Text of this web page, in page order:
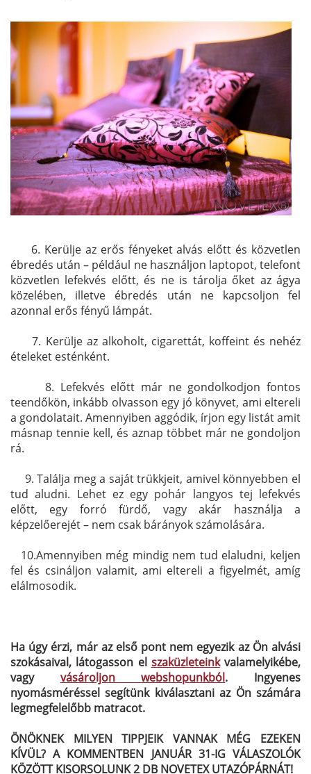
6. Kerülje az erős fényeket alvás előtt és közvetlen
ébredés után – például ne használjon laptopot, telefont
közvetlen lefekvés előtt, és ne is tárolja őket az ágya
közelében, illetve ébredés után ne kapcsoljon fel
azonnal erős fényű lámpát.
7. Kerülje az alkoholt, cigarettát, koffeint és nehéz
ételeket esténként.
8. Lefekvés előtt már ne gondolkodjon fontos
teendőkön, inkább olvasson egy jó könyvet, ami eltereli
a gondolatait. Amennyiben aggódik, írjon egy listát amit
másnap tennie kell, és aznap többet már ne gondoljon
rá.
9. Találja meg a saját trükkjeit, amivel könnyebben el
tud aludni. Lehet ez egy pohár langyos tej lefekvés
előtt, egy forró fürdő, vagy akár használja a
képzelőerejét – nem csak bárányok számolására.
10.Amennyiben még mindig nem tud elaludni, keljen
fel és csináljon valamit, ami eltereli a figyelmét, amíg
elálmosodik.
Ha úgy érzi, már az első pont nem egyezik az Ön alvási
szokásaival, látogasson el szaküzleteinkvalamelyikébe,
vagy vásároljon webshopunkból. Ingyenes
nyomásméréssel segítünk kiválasztani az Ön számára
legmegfelelőbb matracot.
ÖNÖKNEK MILYEN TIPPJEIK VANNAK MÉG EZEKEN
KÍVÜL? A KOMMENTBEN JANUÁR 31-IG VÁLASZOLÓK
KÖZÖTT KISORSOLUNK 2 DB NOVETEX UTAZÓPÁRNÁT!